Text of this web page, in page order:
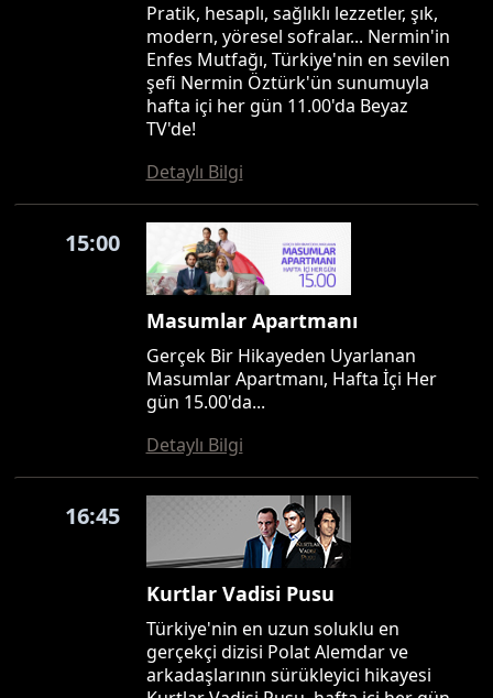
Pratik, hesaplı, sağlıklı lezzetler, şık,
modern, yöresel sofralar... Nermin'in
Enfes Mutfağı, Türkiye'nin en sevilen
şefi Nermin Öztürk'ün sunumuyla
hafta içi her gün 11.00'da Beyaz
TV'de!
Detaylı Bilgi
15:00
Masumlar Apartmanı
Gerçek Bir Hikayeden Uyarlanan
Masumlar Apartmanı, Hafta İçi Her
gün 15.00'da...
Detaylı Bilgi
16:45
Kurtlar Vadisi Pusu
Türkiye'nin en uzun soluklu en
gerçekçi dizisi Polat Alemdar ve
arkadaşlarının sürükleyici hikayesi